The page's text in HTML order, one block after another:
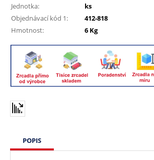
Jednotka:
ks
Objednávací kód 1:
412-818
Hmotnost:
6 Kg
POPIS